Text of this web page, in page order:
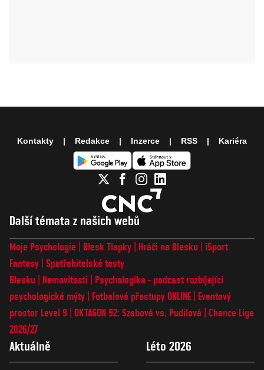
Další témata z našich webů
Moje Psychologie Blesk Tlapky Hráči na Blesku
iSport
Fantasy Spotřebitelské testy
Blesku
Nemovitosti
Psychologika - podcast rozbíjející
psychologické mýty
Fotbalové přestupy ONLINE
Eventový
prostor Level 9 OKTAGON 92: Szabová vs. Pudilová
Chance Liga
2026/27
Aktuálně Léto 2026
Kontakty Redakce Inzerce RSS Kariéra